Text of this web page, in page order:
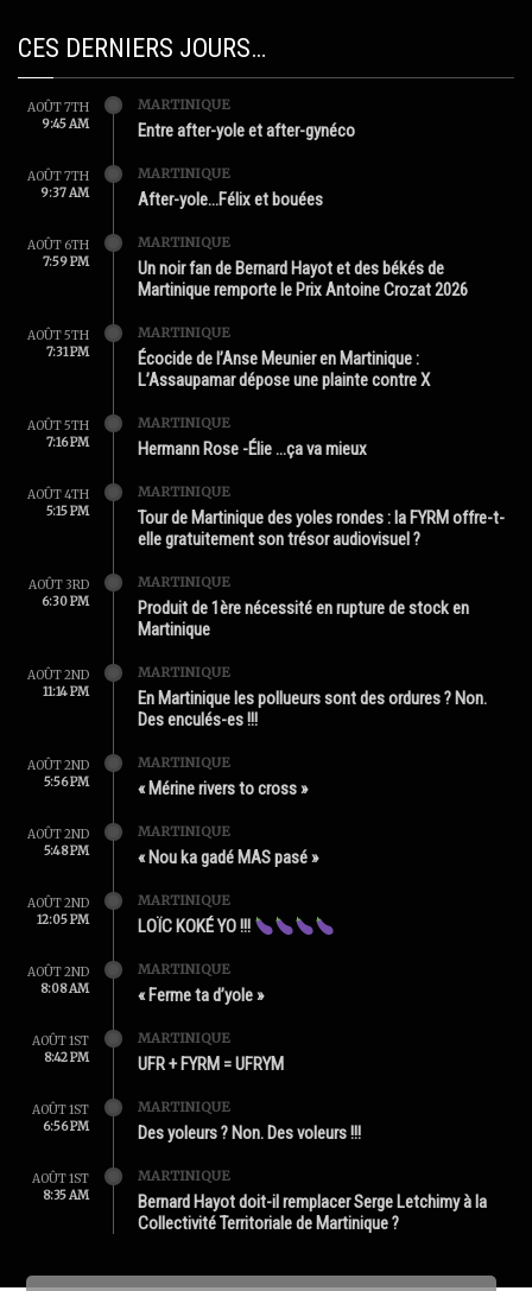
CES DERNIERS JOURS…
AOÛT 7TH
9:45 AM
MARTINIQUE
Entre after-yole et after-gynéco
AOÛT 7TH
9:37 AM
MARTINIQUE
After-yole…Félix et bouées
AOÛT 6TH
7:59 PM
MARTINIQUE
Un noir fan de Bernard Hayot et des békés de
Martinique remporte le Prix Antoine Crozat 2026
AOÛT 5TH
7:31 PM
MARTINIQUE
Écocide de l’Anse Meunier en Martinique :
L’Assaupamar dépose une plainte contre X
AOÛT 5TH
7:16 PM
MARTINIQUE
Hermann Rose -Élie …ça va mieux
AOÛT 4TH
5:15 PM
MARTINIQUE
Tour de Martinique des yoles rondes : la FYRM offre-t-
elle gratuitement son trésor audiovisuel ?
AOÛT 3RD
6:30 PM
MARTINIQUE
Produit de 1ère nécessité en rupture de stock en
Martinique
AOÛT 2ND
11:14 PM
MARTINIQUE
En Martinique les pollueurs sont des ordures ? Non.
Des enculés-es !!!
AOÛT 2ND
5:56 PM
MARTINIQUE
« Mérine rivers to cross »
AOÛT 2ND
5:48 PM
MARTINIQUE
« Nou ka gadé MAS pasé »
AOÛT 2ND
12:05 PM
MARTINIQUE
LOÏC KOKÉ YO !!!
AOÛT 2ND
8:08 AM
MARTINIQUE
« Ferme ta d’yole »
AOÛT 1ST
8:42 PM
MARTINIQUE
UFR + FYRM = UFRYM
AOÛT 1ST
6:56 PM
MARTINIQUE
Des yoleurs ? Non. Des voleurs !!!
AOÛT 1ST
8:35 AM
MARTINIQUE
Bernard Hayot doit-il remplacer Serge Letchimy à la
Collectivité Territoriale de Martinique ?